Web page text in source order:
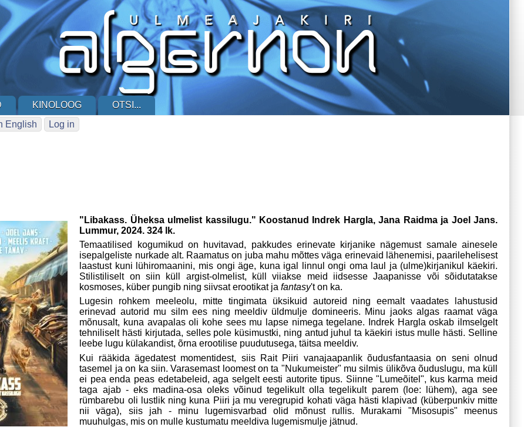
KINOLOOG
OTSI...
English Log in
"Libakass. Üheksa ulmelist kassilugu." Koostanud Indrek Hargla, Jana Raidma ja Joel Jans.
Lummur, 2024. 324 lk.
Temaatilised kogumikud on huvitavad, pakkudes erinevate kirjanike nägemust samale ainesele
isepalgeliste nurkade alt. Raamatus on juba mahu mõttes väga erinevaid lähenemisi, paarilehelisest
laastust kuni lühiromaanini, mis ongi äge, kuna igal linnul ongi oma laul ja (ulme)kirjanikul käekiri.
Stilistiliselt on siin küll argist-olmelist, küll viiakse meid iidsesse Jaapanisse või sõidutatakse
kosmoses, küber pungib ning siivsat erootikat jafantasy't on ka.
Lugesin rohkem meeleolu, mitte tingimata üksikuid autoreid ning eemalt vaadates lahustusid
erinevad autorid mu silm ees ning meeldiv üldmulje domineeris. Minu jaoks algas raamat väga
mõnusalt, kuna avapalas oli kohe sees mu lapse nimega tegelane. Indrek Hargla oskab ilmselgelt
tehniliselt hästi kirjutada, selles pole küsimustki, ning antud juhul ta käekiri istus mulle hästi. Selline
leebe lugu külakandist, õrna erootilise puudutusega, täitsa meeldiv.
Kui rääkida ägedatest momentidest, siis Rait Piiri vanajaapanlik õudusfantaasia on seni olnud
tasemel ja on ka siin. Varasemast loomest on ta "Nukumeister" mu silmis ülikõva õuduslugu, ma küll
ei pea enda peas edetabeleid, aga selgelt eesti autorite tipus. Siinne "Lumeõitel", kus karma meid
taga ajab - eks madina-osa oleks võinud tegelikult olla tegelikult parem (loe: lühem), aga see
rümbarebu oli lustlik ning kuna Piiri ja mu veregrupid kohati väga hästi klapivad (küberpunkiv mitte
nii väga), siis jah - minu lugemisvarbad olid mõnust rullis. Murakami "Misosupis" meenus
muuhulgas, mis on mulle kustumatu meeldiva lugemismulje jätnud.